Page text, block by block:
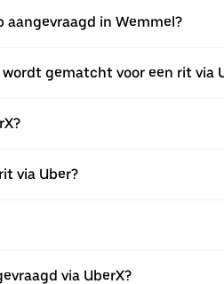
aangevraagd in Wemmel?
gematcht voor een rit via
via Uber?
via UberX?